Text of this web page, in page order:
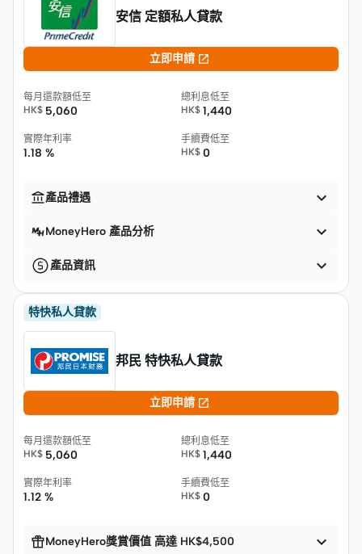
安信 定額私人貸款
立即申請 
每月還款額低至
HK$ 5,060
總利息低至
HK$ 1,440
實際年利率
1.18 %
手續費低至
HK$ 0
產品禮遇 
MoneyHero 產品分析 
產品資訊 
特快私人貸款
邦民 特快私人貸款
立即申請 
每月還款額低至
HK$ 5,060
總利息低至
HK$ 1,440
實際年利率
1.12 %
手續費低至
HK$ 0
MoneyHero獎賞價值 高達 HK$4,500 